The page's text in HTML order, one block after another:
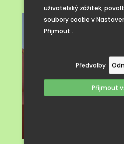
uživatelský zážitek,
soubory cookie v
Přijmout..
Předvolby
Příjmout